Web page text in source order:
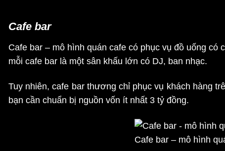
Cafe bar
Cafe bar – mô hình quán cafe có phục vụ đồ uống
mỗi cafe bar là một sân khấu lớn có DJ, ban nhạc.
Tuy nhiên, cafe bar thương chỉ phục vụ khách hàng
bạn cần chuẩn bị nguồn vốn ít nhất 3 tỷ đồng.
Cafe bar – mô hình